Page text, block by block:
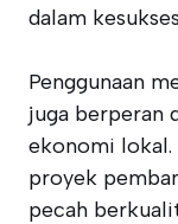
dalam
Penggunaan
juga berperan
ekonomi lokal.
proyek
pecah